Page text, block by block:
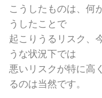
こうしたものは、何
うしたことで
起こりうるリスク、
うな状況下では
悪いリスクが特に高
るのは当然です。